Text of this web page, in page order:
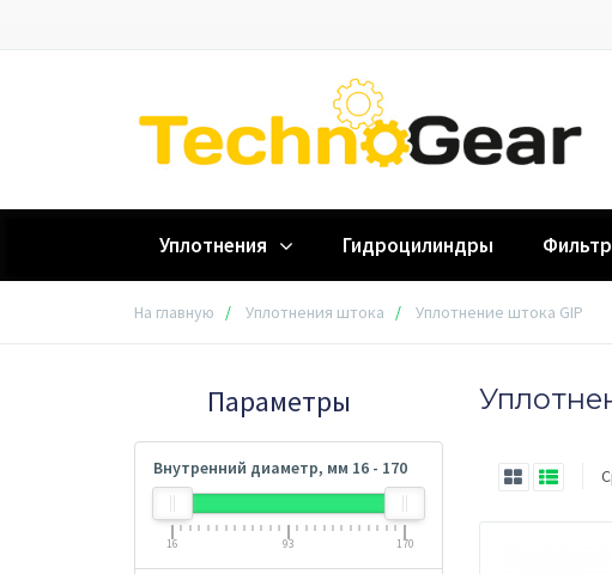
Уплотнения Гидроцилиндры
На главную Уплотнения штока Уплотнение штока GIP
Параметры
Внутренний диаметр, мм 16 - 170
16 93 170